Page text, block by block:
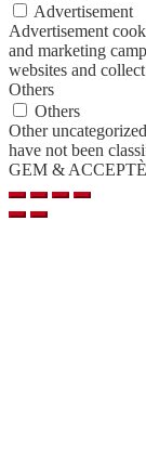
Advertisement
Advertisement
and marketing
websites and
Others
Others
Other
have not been
GEM &